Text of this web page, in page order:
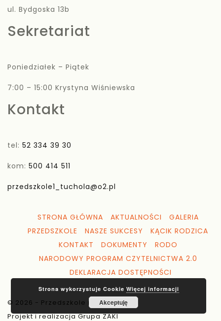
ul. Bydgoska 13b
Sekretariat
Poniedziałek – Piątek
7:00 – 15:00 Krystyna Wiśniewska
Kontakt
tel: 52 334 39 30
kom: 500 414 511
przedszkole1_tuchola@o2.pl
STRONA GŁÓWNA AKTUALNOŚCI
GALERIA
PRZEDSZKOLE
NASZE SUKCESY
KĄCIK RODZICA
KONTAKT
DOKUMENTY
RODO
NARODOWY PROGRAM CZYTELNICTWA 2.0
DEKLARACJA DOSTĘPNOŚCI
© 2026 - Przedszkole nr 1 Tuchola
Projekt i realizacja Grupa ZAKI
Strona wykorzystuje Cookie Więcej informacji
Akceptuję